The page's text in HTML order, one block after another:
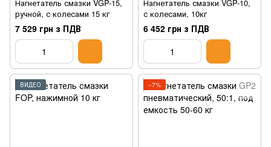
Нагнетатель смазки VGP-15,
ручной, с колесами 15 кг
7 529 грн з ПДВ
Нагнетатель смазки VGP-10,
с колесами, 10кг
6 452 грн з ПДВ
ВИДЕО −7%